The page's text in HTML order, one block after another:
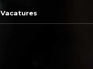
Vacatures